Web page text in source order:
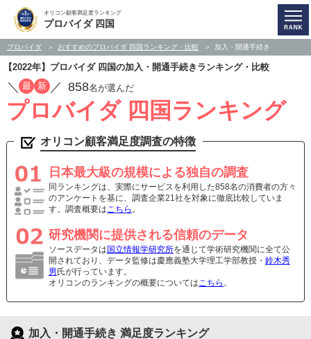
オリコン顧客満足度ランキング
プロバイダ 四国
プロバイダ おすすめのプロバイダ 四国ランキング・比較 加入・開通手続き
【2022年】プロバイダ 四国の加入・開通手続きランキング・比較
／ 最 新 ／ 858名が選んだ
プロバイダ 四国ランキング
オリコン顧客満足度調査の特徴
日本最大級の規模による独自の調査
同ランキングは、実際にサービスを利用した858名の消費者の方々
のアンケートを基に、調査企業21社を対象に徹底比較していま
す。調査概要はこちら 。
研究機関に提供される信頼のデータ
ソースデータは 国立情報学研究所を通じて学術研究機関に全て公
開されており、データ監修は慶應義塾大学理工学部教授・ 鈴木秀
男 氏が行っています。
オリコンのランキングの概要についてはこちら 。
加入・開通手続き 満足度ランキング